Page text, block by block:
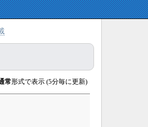
常形式で表示 (5分毎に更新)